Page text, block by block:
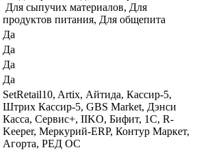
Для сыпучих материалов, Для
продуктов питания, Для общепита
Да
Да
Да
Да
SetRetail10, Artix, Айтида, Кассир-5,
Штрих Кассир-5, GBS Market, Дэнси
Касса, Сервис+, IIKO, Бифит, 1С, R-
Keeper, Меркурий-ERP, Контур Маркет,
Агорта, РЕД ОС